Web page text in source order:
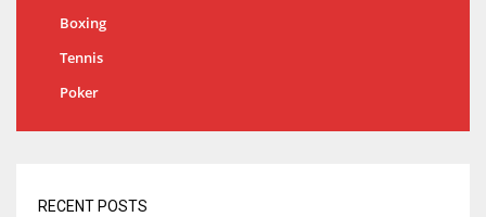
Boxing
Tennis
Poker
RECENT POSTS